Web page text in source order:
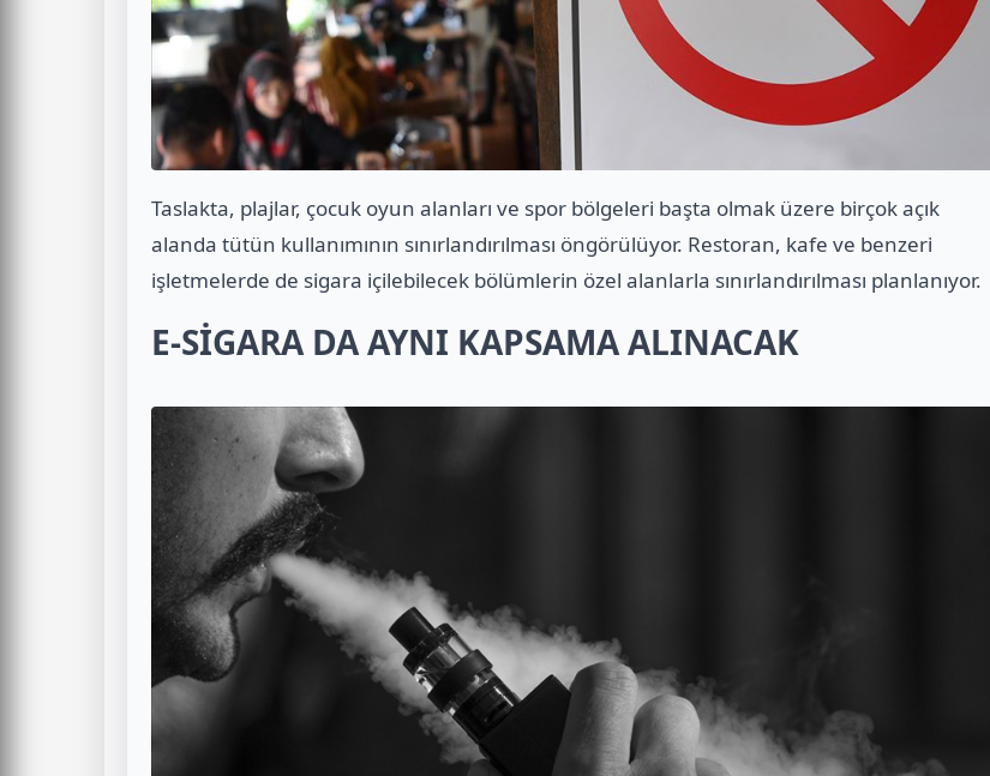
Taslakta, plajlar, çocuk oyun alanları ve spor bölgeleri başta olmak üzere birçok açık
alanda tütün kullanımının sınırlandırılması öngörülüyor. Restoran, kafe ve benzeri
işletmelerde de sigara içilebilecek bölümlerin özel alanlarla sınırlandırılması planlanıyor.
E-SİGARA DA AYNI KAPSAMA ALINACAK